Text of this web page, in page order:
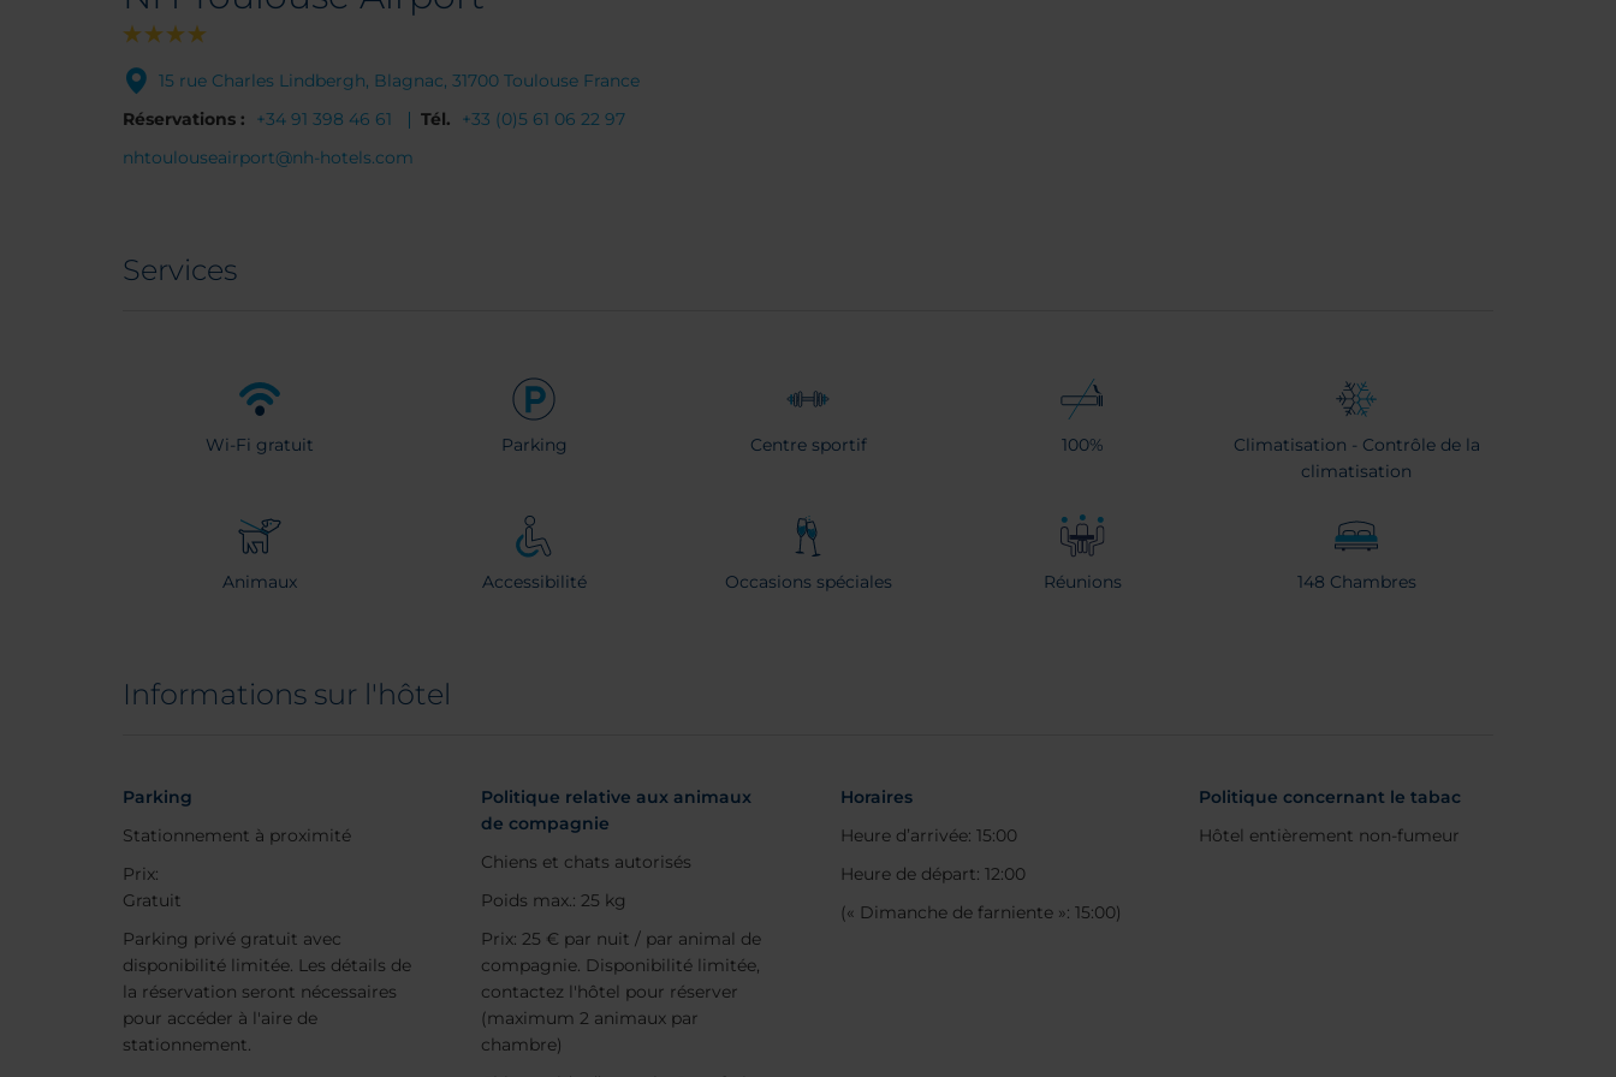
15 rue Charles Lindbergh, Blagnac, 31700 Toulouse France
Réservations :
+34 91 398 46 61 Tél.
+33 (0)5 61 06 22 97
nhtoulouseairport@nh-hotels.com
Services
Wi-Fi gratuit Parking Centre sportif 100%
Climatisation - Contrôle de la
climatisation
Animaux Accessibilité Occasions spéciales Réunions 148 Chambres
Informations sur l'hôtel
Parking
Stationnement à proximité
Prix:
Gratuit
Parking privé gratuit avec
disponibilité limitée. Les détails de
la réservation seront nécessaires
pour accéder à l'aire de
stationnement.
Politique relative aux animaux
de compagnie
Chiens et chats autorisés
Poids max.: 25 kg
Prix: 25 € par nuit / par animal de
compagnie. Disponibilité limitée,
contactez l'hôtel pour réserver
(maximum 2 animaux par
chambre)
Horaires
Heure d’arrivée: 15:00
Heure de départ: 12:00
(« Dimanche de farniente »: 15:00)
Politique concernant le tabac
Hôtel entièrement non-fumeur